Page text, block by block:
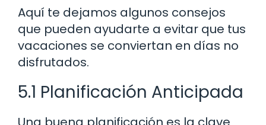
Aquí te dejamos algunos consejos
que pueden ayudarte a evitar que tus
vacaciones se conviertan en días no
disfrutados.
5.1 Planificación Anticipada